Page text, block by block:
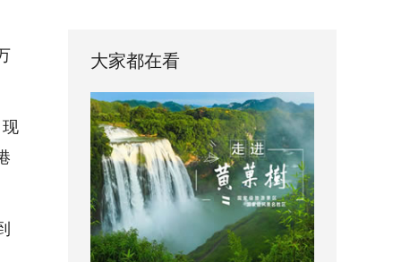
大家都在看